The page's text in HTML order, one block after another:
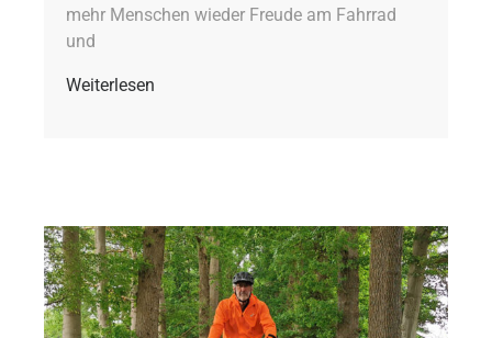
mehr Menschen wieder Freude am Fahrrad
und
Weiterlesen